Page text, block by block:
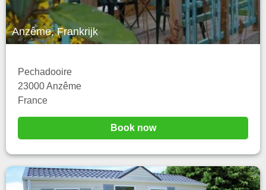
Anzême, Frankrijk
Pechadooire
23000 Anzême
France
Book now